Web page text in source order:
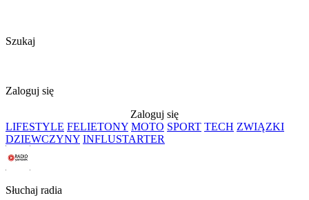
Szukaj
Zaloguj się
Zaloguj się
LIFESTYLE FELIETONY MOTO SPORT TECH ZWIĄZKI
DZIEWCZYNY INFLUSTARTER
Słuchaj radia